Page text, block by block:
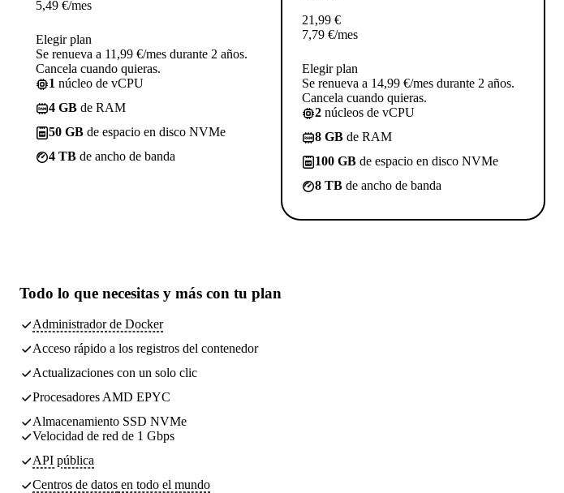
5,49 €/mes
Elegir plan
Se renueva a 11,99 €/mes durante 2 años.
Cancela cuando quieras.
1 núcleo de vCPU
4 GB de RAM
50 GB de espacio en disco NVMe
4 TB de ancho de banda
21,99 €
7,79 €/mes
Elegir plan
Se renueva a 14,99 €/mes durante 2 años.
Cancela cuando quieras.
2 núcleos de vCPU
8 GB de RAM
100 GB de espacio en disco NVMe
8 TB de ancho de banda
Todo lo que necesitas y más con tu plan
Administrador de Docker
Acceso rápido a los registros del contenedor
Actualizaciones con un solo clic
Procesadores AMD EPYC
Almacenamiento SSD NVMe
Velocidad de red de 1 Gbps
API pública
Centros de datos en todo el mundo